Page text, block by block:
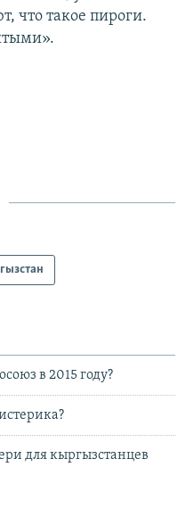
что такое пироги.
в 2015 году?
для кыргызстанцев